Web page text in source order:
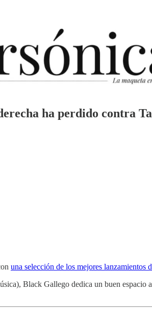
ha perdido contra
una selección de los mejores lanzamientos
Black Gallego dedica un buen espacio